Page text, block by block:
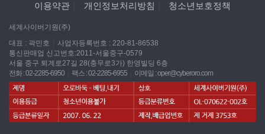
이용약관 개인정보처리방침 청소년보호정책
세계사이버기원(주)
대표 : 곽민호
사업자등록번호 : 220-81-86538
통신판매업 신고번호:2011-서울중구-0579
서울 중구 퇴계로27길 28(충무로3가) 한영빌딩 6층
전화 : 02-2285-6950
팩스 : 02-2285-6955 이메일 :oper@cyberoro.com